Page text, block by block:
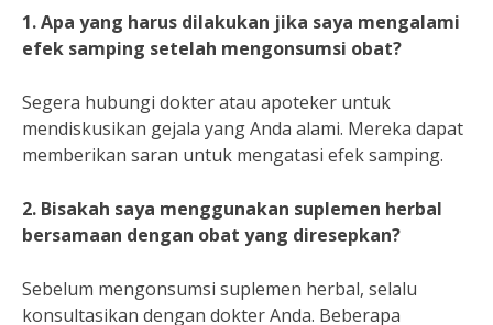
1. Apa yang harus dilakukan jika saya mengalami
efek samping setelah mengonsumsi obat?
Segera hubungi dokter atau apoteker untuk
mendiskusikan gejala yang Anda alami. Mereka dapat
memberikan saran untuk mengatasi efek samping.
2. Bisakah saya menggunakan suplemen herbal
bersamaan dengan obat yang diresepkan?
Sebelum mengonsumsi suplemen herbal, selalu
konsultasikan dengan dokter Anda. Beberapa